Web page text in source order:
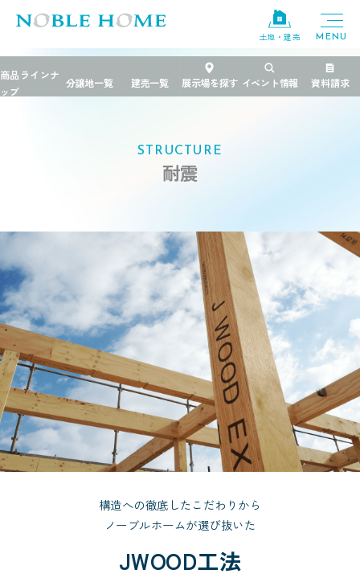
土地・建売
構造と性能のこだわり 02 耐震
STRUCTURE
耐震
構造への徹底したこだわりから
ノーブルホームが選び抜いた
JWOOD工法